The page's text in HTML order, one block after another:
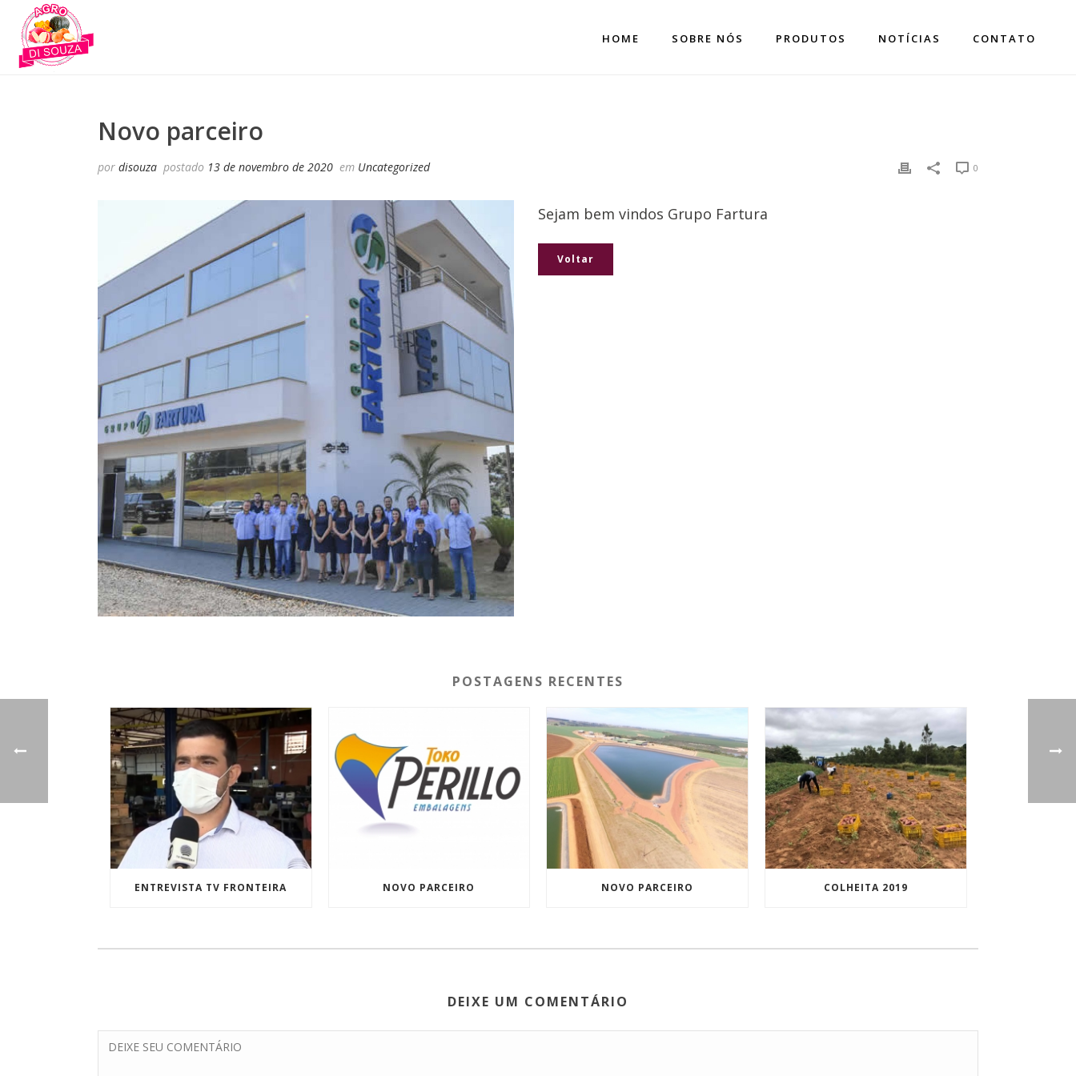
HOME SOBRE NÓS PRODUTOS NOTÍCIAS CONTATO
Novo parceiro
por disouza postado 13 de novembro de 2020 em Uncategorized 0
Sejam bem vindos Grupo Fartura
Voltar
POSTAGENS RECENTES
ENTREVISTA TV FRONTEIRA NOVO PARCEIRO NOVO PARCEIRO COLHEITA 2019
DEIXE UM COMENTÁRIO